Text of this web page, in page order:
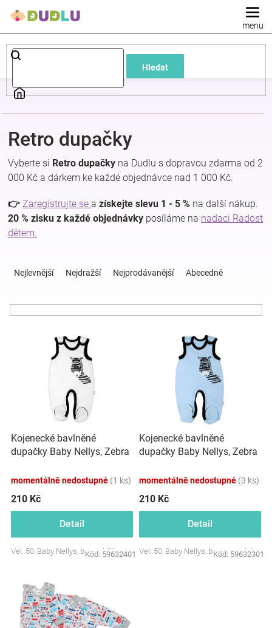
Hledat
Dětské
a
kojenecké
oblečení
Pokojíček
a
kojenecká
výbava
Hračky
oblečení
Značky
Blog
Hračkářství
Retro dupačky
Vyberte si Retro dupačky na Dudlu s dopravou zdarma od 2
000 Kč a dárkem ke každé objednávce nad 1 000 Kč.
👉 Zaregistrujte se a získejte slevu 1 - 5 % na další nákup.
20 % zisku z každé objednávky posíláme na nadaci Radost
dětem.
ů
Nejlevnější Nejdražší Nejprodávanější Abecedně
o
d
u
t
ů
Kojenecké bavlněné
dupačky Baby Nellys, Zebra
momentálně nedostupné (1 ks)
210 Kč
Detail
Vel. 50, Baby Nellys, barva: bílá
Kód: 59632401
Kojenecké bavlněné
dupačky Baby Nellys, Zebra
momentálně nedostupné (3 ks)
210 Kč
Detail
Vel. 50, Baby Nellys, barva: modrá
Kód: 59632301